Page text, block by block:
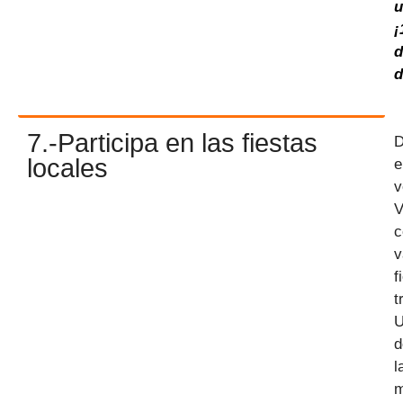
7.-Participa en las fiestas
locales